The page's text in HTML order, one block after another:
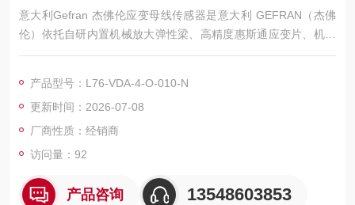
意大利Gefran 杰佛伦应变母线传感器是意大利 GEFRAN（杰佛
伦）依托自研内置机械放大弹性梁、高精度惠斯通应变片、机身
集成信号调理三大核心技术开发的注塑、压铸、新能源成型行业
拉伸压缩形变，内部弹性梁放大微量应变转化为标准化力信号，
精准闭环管控锁模力、合模冲击、压装载荷，解决传统粘贴式应
变片易脱落、
产品型号：L76-VDA-4-O-010-N
更新时间：2026-07-08
厂商性质：经销商
访问量：92
产品咨询 13548603853